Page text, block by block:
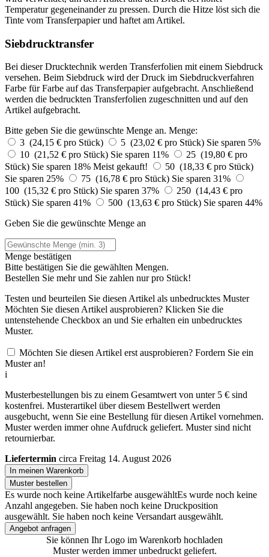
Temperatur gegeneinander zu pressen. Durch die Hitze löst sich die
Tinte vom Transferpapier und haftet am Artikel.
Siebdrucktransfer
Bei dieser Drucktechnik werden Transferfolien mit einem Siebdruck
versehen. Beim Siebdruck wird der Druck im Siebdruckverfahren
Farbe für Farbe auf das Transferpapier aufgebracht. Anschließend
werden die bedruckten Transferfolien zugeschnitten und auf den
Artikel aufgebracht.
Bitte geben Sie die gewünschte Menge an. Menge:
3 (24,15 € pro Stück)
5 (23,02 € pro Stück) Sie sparen 5%
10 (21,52 € pro Stück) Sie sparen 11%
25 (19,80 € pro
Stück) Sie sparen 18% Meist gekauft!
50 (18,33 € pro Stück)
Sie sparen 25%
75 (16,78 € pro Stück) Sie sparen 31%
100 (15,32 € pro Stück) Sie sparen 37%
250 (14,43 € pro
Stück) Sie sparen 41% 500 (13,63 € pro Stück) Sie sparen 44%
Geben Sie die gewünschte Menge an
Menge bestätigen
Bitte bestätigen Sie die gewählten Mengen.
Bestellen Sie mehr und Sie zahlen nurpro Stück!
Testen und beurteilen Sie diesen Artikel als unbedrucktes Muster
Möchten Sie diesen Artikel ausprobieren? Klicken Sie die
untenstehende Checkbox an und Sie erhalten ein unbedrucktes
Muster.
Möchten Sie diesen Artikel erst ausprobieren? Fordern Sie ein
Muster an!
i
Musterbestellungen bis zu einem Gesamtwert von unter 5 € sind
kostenfrei. Musterartikel über diesem Bestellwert werden
ausgebucht, wenn Sie eine Bestellung für diesen Artikel vornehmen.
Muster werden immer ohne Aufdruck geliefert. Muster sind nicht
retournierbar.
Liefertermin circa Freitag 14. August 2026
In meinen Warenkorb
Muster bestellen
Es wurde noch keine Artikelfarbe ausgewähltEs wurde noch keine
Anzahl angegeben. Sie haben noch keine Druckposition
ausgewählt. Sie haben noch keine Versandart ausgewählt.
Angebot anfragen
Sie können Ihr Logo im Warenkorb hochladen
Muster werden immer unbedruckt geliefert.